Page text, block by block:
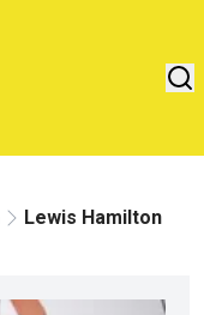
Lewis Hamilton